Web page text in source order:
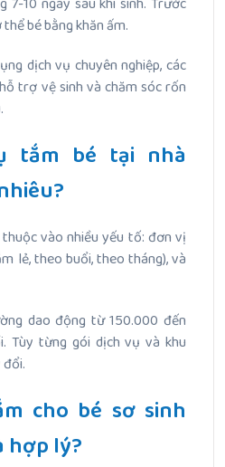
bé bằng khăn ấm.
dịch vụ chuyên nghiệp, các
trợ vệ sinh và chăm sóc rốn
tắm bé tại nhà
vào nhiều yếu tố: đơn vị
lẻ, theo buổi, theo tháng), và
dao động từ 150.000 đến
Tùy từng gói dịch vụ và khu
cho bé sơ sinh
hợp lý?